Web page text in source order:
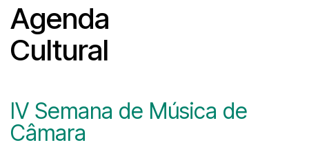
Agenda
Cultural
IV Semana de Música de
Câmara